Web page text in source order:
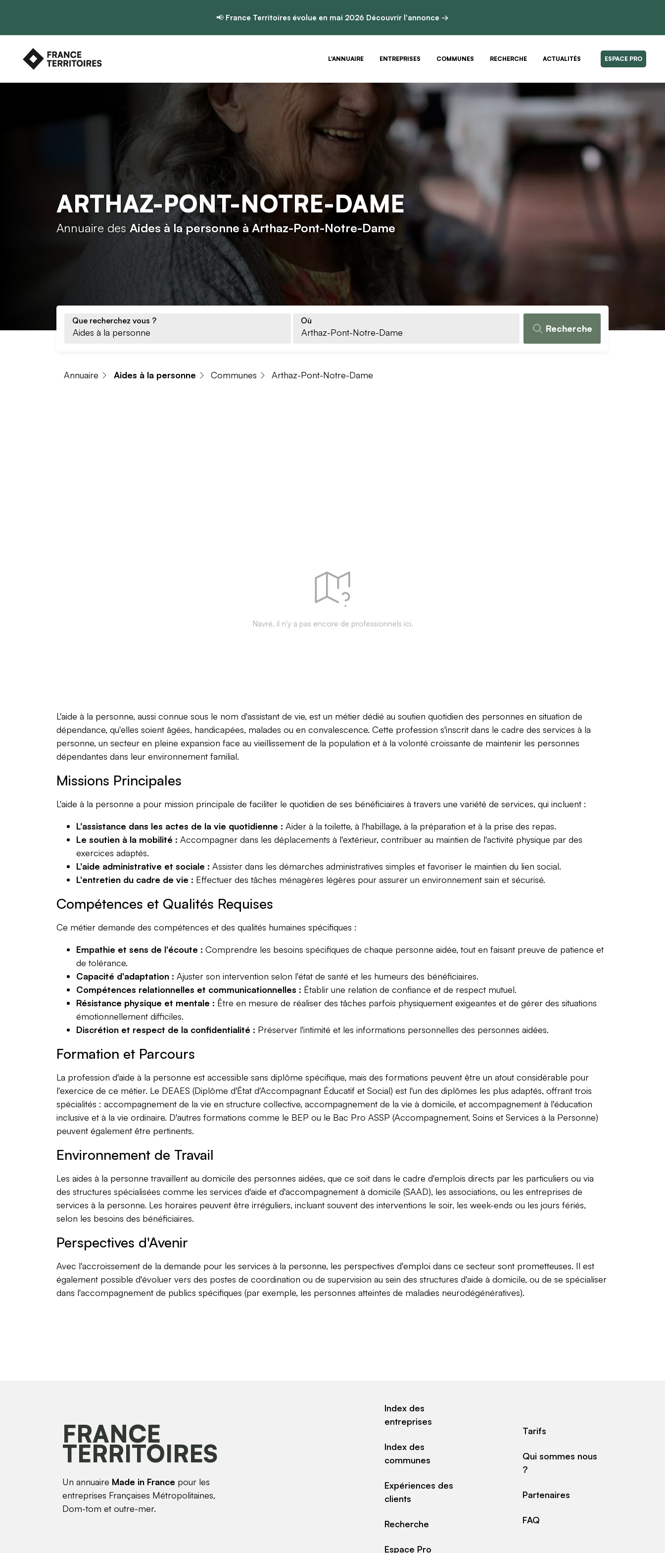
📢 France Territoires évolue en mai 2026 Découvrir l'annonce →
L'ANNUAIRE ENTREPRISES COMMUNES RECHERCHE ACTUALITÉS ESPACE PRO
ARTHAZ-PONT-NOTRE-DAME
Annuaire des Aides à la personne à Arthaz-Pont-Notre-Dame
Que recherchez vous ? Où
Recherche
Annuaire Aides à la personne Communes Arthaz-Pont-Notre-Dame
Navré, il n'y a pas encore de professionnels ici.
L'aide à la personne, aussi connue sous le nom d'assistant de vie, est un métier dédié au soutien quotidien des personnes en situation de
dépendance, qu'elles soient âgées, handicapées, malades ou en convalescence. Cette profession s'inscrit dans le cadre des services à la
personne, un secteur en pleine expansion face au vieillissement de la population et à la volonté croissante de maintenir les personnes
dépendantes dans leur environnement familial.
Missions Principales
L'aide à la personne a pour mission principale de faciliter le quotidien de ses bénéficiaires à travers une variété de services, qui incluent :
L'assistance dans les actes de la vie quotidienne : Aider à la toilette, à l'habillage, à la préparation et à la prise des repas.
Le soutien à la mobilité : Accompagner dans les déplacements à l'extérieur, contribuer au maintien de l'activité physique par des
exercices adaptés.
L'aide administrative et sociale : Assister dans les démarches administratives simples et favoriser le maintien du lien social.
L'entretien du cadre de vie : Effectuer des tâches ménagères légères pour assurer un environnement sain et sécurisé.
Compétences et Qualités Requises
Ce métier demande des compétences et des qualités humaines spécifiques :
Empathie et sens de l'écoute : Comprendre les besoins spécifiques de chaque personne aidée, tout en faisant preuve de patience et
de tolérance.
Capacité d'adaptation : Ajuster son intervention selon l'état de santé et les humeurs des bénéficiaires.
Compétences relationnelles et communicationnelles : Établir une relation de confiance et de respect mutuel.
Résistance physique et mentale : Être en mesure de réaliser des tâches parfois physiquement exigeantes et de gérer des situations
émotionnellement difficiles.
Discrétion et respect de la confidentialité : Préserver l'intimité et les informations personnelles des personnes aidées.
Formation et Parcours
La profession d'aide à la personne est accessible sans diplôme spécifique, mais des formations peuvent être un atout considérable pour
l'exercice de ce métier. Le DEAES (Diplôme d'État d'Accompagnant Éducatif et Social) est l'un des diplômes les plus adaptés, offrant trois
spécialités : accompagnement de la vie en structure collective, accompagnement de la vie à domicile, et accompagnement à l'éducation
inclusive et à la vie ordinaire. D'autres formations comme le BEP ou le Bac Pro ASSP (Accompagnement, Soins et Services à la Personne)
peuvent également être pertinents.
Environnement de Travail
Les aides à la personne travaillent au domicile des personnes aidées, que ce soit dans le cadre d'emplois directs par les particuliers ou via
des structures spécialisées comme les services d'aide et d'accompagnement à domicile (SAAD), les associations, ou les entreprises de
services à la personne. Les horaires peuvent être irréguliers, incluant souvent des interventions le soir, les week-ends ou les jours fériés,
selon les besoins des bénéficiaires.
Perspectives d'Avenir
Avec l'accroissement de la demande pour les services à la personne, les perspectives d'emploi dans ce secteur sont prometteuses. Il est
également possible d'évoluer vers des postes de coordination ou de supervision au sein des structures d'aide à domicile, ou de se spécialiser
dans l'accompagnement de publics spécifiques (par exemple, les personnes atteintes de maladies neurodégénératives).
FRANCE
TERRITOIRES
Un annuaire Made in France pour les
entreprises Françaises Métropolitaines,
Dom-tom et outre-mer.
Index des
entreprises
Index des
communes
Expériences des
clients
Recherche
Espace Pro
Tarifs
Qui sommes nous
?
Partenaires
FAQ